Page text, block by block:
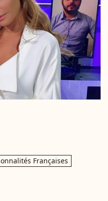
Françaises